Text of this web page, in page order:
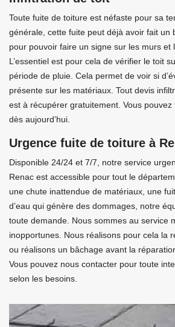
Toute fuite de toiture est néfaste pour sa
générale, cette fuite peut déjà avoir fait un
pour pouvoir faire un signe sur les murs et
L’essentiel est pour cela de vérifier le toit
période de pluie. Cela permet de voir si
présente sur les matériaux. Tout devis
est à récupérer gratuitement. Vous
dès aujourd’hui.
Urgence fuite de toiture à
Disponible 24/24 et 7/7, notre service
Renac est accessible pour tout le
une chute inattendue de matériaux, une
d’eau qui génère des dommages, notre
toute demande. Nous sommes au service
inopportunes. Nous réalisons pour cela la
ou réalisons un bâchage avant la
Vous pouvez nous contacter pour toute
selon les besoins.